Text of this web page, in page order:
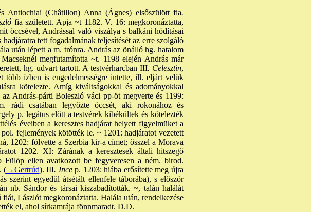
Antiochiai (Châtillon) Anna (Ágnes) elsőszülött fia.
fia született. Apja ~t 1182. V. 16: megkoronáztatta,
öccsével, Andrással való viszálya s balkáni hódításai
tett fogadalmának teljesítését az erre szolgáló
után lépett a m. trónra. András az önálló hg. hatalom
megfutamította ~t. 1198 elején András már
hg. udvart tartott. A testvérharcban III. Celesztin,
ízben is engedelmességre intette, ill. eljárt velük
kötelezte. Amíg kiváltságokkal és adományokkal
András-párti Boleszló váci pp-öt megverte és 1199:
rádi csatában legyőzte öccsét, aki rokonához és
p. legátus előtt a testvérek kibékültek és kötelezték
éveiben a keresztes hadjárat helyett figyelmüket a
fejlemények kötötték le. ~ 1201: hadjáratot vezetett
1202: fölvette a Szerbia kir-a címet; ősszel a Morava
1202. XI: Zárának a keresztesek általi hitszegő
ellen avatkozott be fegyveresen a ném. birod.
(→Gertrúd). III. Incep. 1203: hiába erősítette meg újra
szerint egyedül átsétált ellenfele táborába), s először
nb. Sándor és társai kiszabadították. ~, talán halálát
Lászlót megkoronáztatta. Halála után, rendelkezése
el, ahol sírkamrája fönnmaradt. D.D.